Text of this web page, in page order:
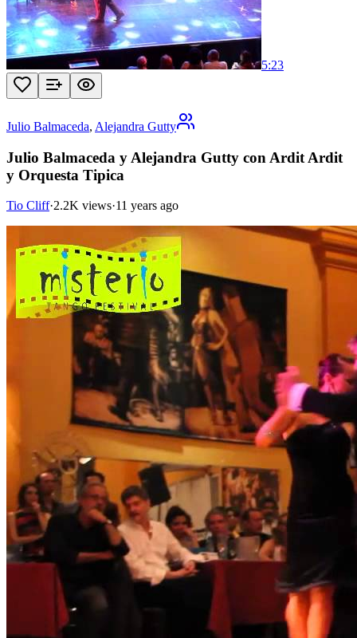
5:23
Julio Balmaceda, Alejandra Gutty
Julio Balmaceda y Alejandra Gutty con Ardit Ardit
y Orquesta Tipica
Tio Cliff·2.2K views·11 years ago